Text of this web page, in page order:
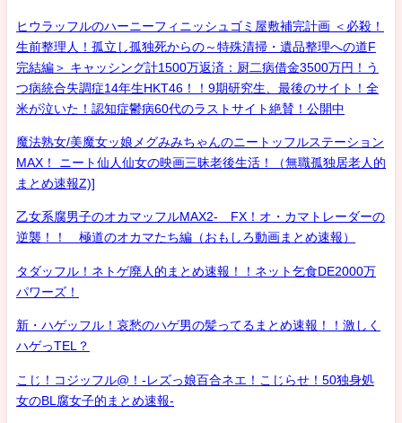
ヒウラッフルのハーニーフィニッシュゴミ屋敷補完計画 ＜必殺！
生前整理人！孤立し孤独死からの～特殊清掃・遺品整理への道F
完結編＞ キャッシング計1500万返済：厨二病借金3500万円！う
つ病統合失調症14年生HKT46！！9期研究生、最後のサイト！全
米が泣いた！認知症鬱病60代のラストサイト絶賛！公開中
魔法熟女/美魔女ッ娘メグみみちゃんのニートッフルステーション
MAX！ ニート仙人仙女の映画三昧老後生活！（無職孤独居老人的
まとめ速報Z)]
乙女系腐男子のオカマッフルMAX2- FX！オ・カマトレーダーの
逆襲！！ 極道のオカマたち編（おもしろ動画まとめ速報）
タダッフル！ネトゲ廃人的まとめ速報！！ネット乞食DE2000万
パワーズ！
新・ハゲッフル！哀愁のハゲ男の髪ってるまとめ速報！！激しく
ハゲっTEL？
こじ！コジッフル@！-レズっ娘百合ネエ！こじらせ！50独身処
女のBL腐女子的まとめ速報-